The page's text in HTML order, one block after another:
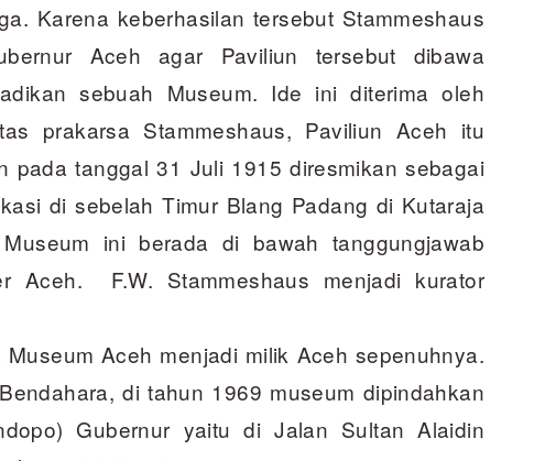
Karena keberhasilan tersebut Stammeshaus
Aceh agar Paviliun tersebut dibawa
sebuah Museum. Ide ini diterima oleh
prakarsa Stammeshaus, Paviliun Aceh itu
pada tanggal 31 Juli 1915 diresmikan sebagai
di sebelah Timur Blang Padang di Kutaraja
ini berada di bawah tanggungjawab
Aceh. F.W. Stammeshaus menjadi kurator
Aceh menjadi milik Aceh sepenuhnya.
di tahun 1969 museum dipindahkan
Gubernur yaitu di Jalan Sultan Alaidin